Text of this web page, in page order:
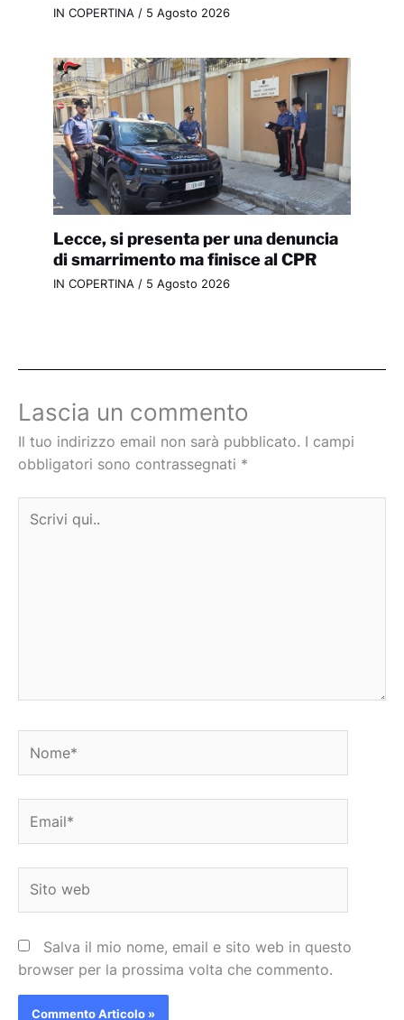
IN COPERTINA / 5 Agosto 2026
Lecce, si presenta per una denuncia
di smarrimento ma finisce al CPR
IN COPERTINA / 5 Agosto 2026
Lascia un commento
Il tuo indirizzo email non sarà pubblicato. I campi
obbligatori sono contrassegnati *
qui..
web
Salva il mio nome, email e sito web in questo
browser per la prossima volta che commento.